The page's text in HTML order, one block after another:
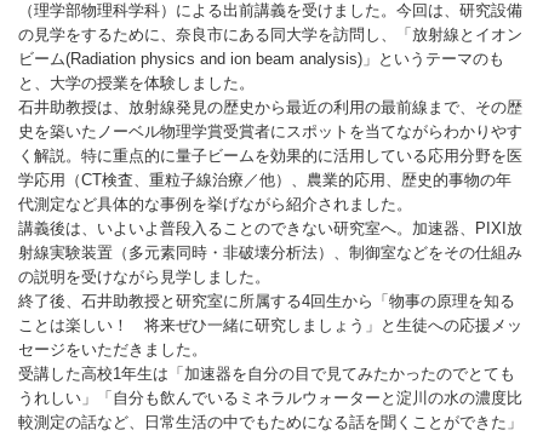
（理学部物理科学科）による出前講義を受けました。今回は、研究設備
の見学をするために、奈良市にある同大学を訪問し、「放射線とイオン
ビーム(Radiation physics and ion beam analysis)」というテーマのも
と、大学の授業を体験しました。
石井助教授は、放射線発見の歴史から最近の利用の最前線まで、その歴
史を築いたノーベル物理学賞受賞者にスポットを当てながらわかりやす
く解説。特に重点的に量子ビームを効果的に活用している応用分野を医
学応用（CT検査、重粒子線治療／他）、農業的応用、歴史的事物の年
代測定など具体的な事例を挙げながら紹介されました。
講義後は、いよいよ普段入ることのできない研究室へ。加速器、PIXI放
射線実験装置（多元素同時・非破壊分析法）、制御室などをその仕組み
の説明を受けながら見学しました。
終了後、石井助教授と研究室に所属する4回生から「物事の原理を知る
ことは楽しい！ 将来ぜひ一緒に研究しましょう」と生徒への応援メッ
セージをいただきました。
受講した高校1年生は「加速器を自分の目で見てみたかったのでとても
うれしい」「自分も飲んでいるミネラルウォーターと淀川の水の濃度比
較測定の話など、日常生活の中でもためになる話を聞くことができた」